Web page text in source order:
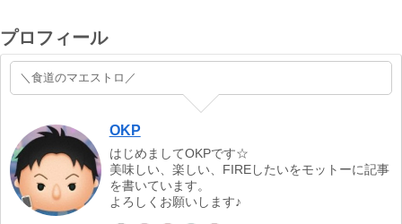
プロフィール
＼食道のマエストロ／
OKP
はじめましてOKPです☆
美味しい、楽しい、FIREしたいをモットーに記事
を書いています。
よろしくお願いします♪